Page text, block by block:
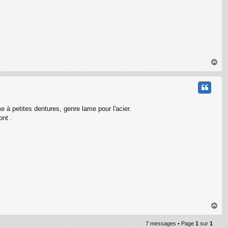
a
u
à petites dentures, genre lame pour l'acier.
.
a
7 messages • Page 1 sur 1